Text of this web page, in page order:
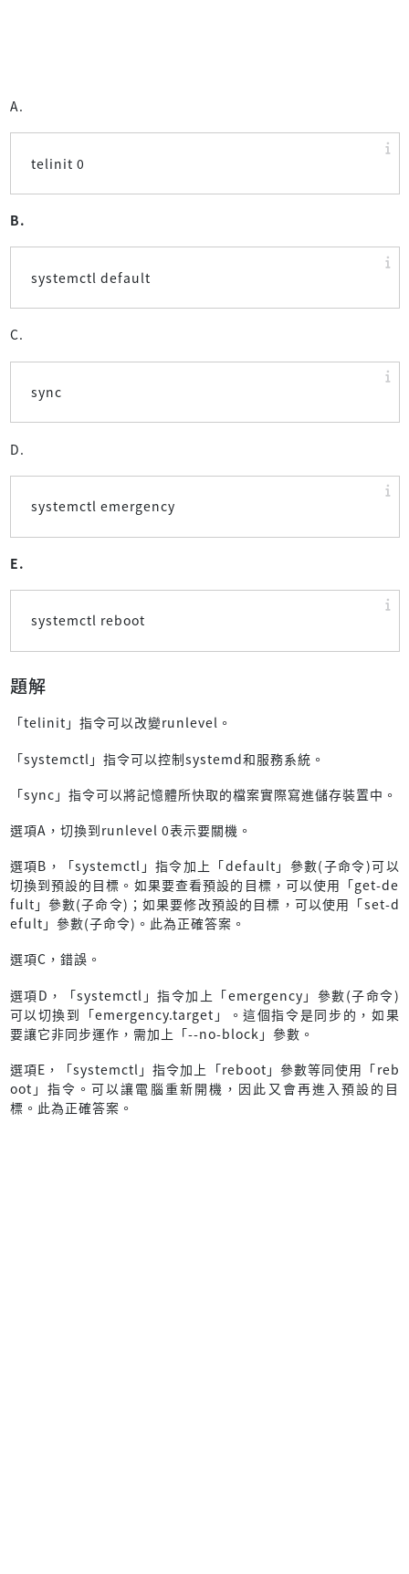
A.
telinit 0
B.
systemctl default
C.
sync
D.
systemctl emergency
E.
systemctl reboot
題解
「telinit」指令可以改變runlevel。
「systemctl」指令可以控制systemd和服務系統。
「sync」指令可以將記憶體所快取的檔案實際寫進儲存裝置中。
選項A，切換到runlevel 0表示要關機。
選項B，「systemctl」指令加上「default」參數(子命令)可以
切換到預設的目標。如果要查看預設的目標，可以使用「get-de
fult」參數(子命令)；如果要修改預設的目標，可以使用「set-d
efult」參數(子命令)。此為正確答案。
選項C，錯誤。
選項D，「systemctl」指令加上「emergency」參數(子命令)
可以切換到「emergency.target」。這個指令是同步的，如果
要讓它非同步運作，需加上「--no-block」參數。
選項E，「systemctl」指令加上「reboot」參數等同使用「reb
oot」指令。可以讓電腦重新開機，因此又會再進入預設的目
標。此為正確答案。